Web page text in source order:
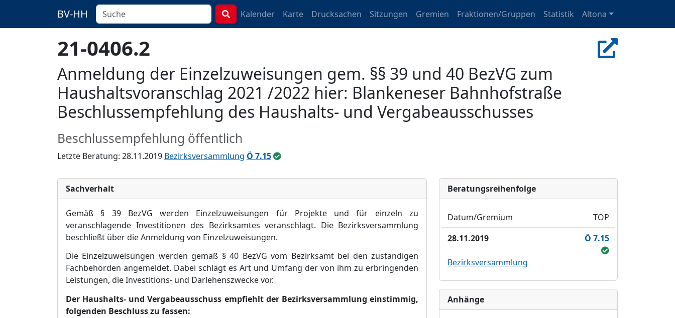
BV-HH Kalender Karte Drucksachen Sitzungen Gremien Fraktionen/Gruppen Statistik Altona
21-0406.2
Anmeldung der Einzelzuweisungen gem. §§ 39 und 40 BezVG zum
Haushaltsvoranschlag 2021 /2022 hier: Blankeneser Bahnhofstraße
Beschlussempfehlung des Haushalts- und Vergabeausschusses
Beschlussempfehlung öffentlich
Letzte Beratung: 28.11.2019 Bezirksversammlung Ö 7.15
Sachverhalt
Gemäß § 39 BezVG werden Einzelzuweisungen für Projekte und für einzeln zu
veranschlagende Investitionen des Bezirksamtes veranschlagt. Die Bezirksversammlung
beschließt über die Anmeldung von Einzelzuweisungen.
Die Einzelzuweisungen werden gemäß § 40 BezVG vom Bezirksamt bei den zuständigen
Fachbehörden angemeldet. Dabei schlägt es Art und Umfang der von ihm zu erbringenden
Leistungen, die Investitions- und Darlehenszwecke vor.
Der Haushalts- und Vergabeausschuss empfiehlt der Bezirksversammlung einstimmig,
folgenden Beschluss zu fassen:
Bera­tungs­reihen­folge
Datum/Gremium
TOP
28.11.2019
Ö 7.15
Bezirksversammlung
Anhänge